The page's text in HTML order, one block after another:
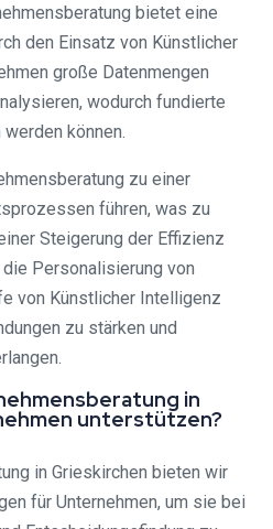
bietet eine
den Einsatz von Künstlicher
große Datenmengen
wodurch fundierte
können.
zu einer
führen, was zu
Steigerung der Effizienz
Personalisierung von
von Künstlicher Intelligenz
zu stärken und
in
unterstützen?
in Grieskirchen bieten wir
für Unternehmen, um sie bei